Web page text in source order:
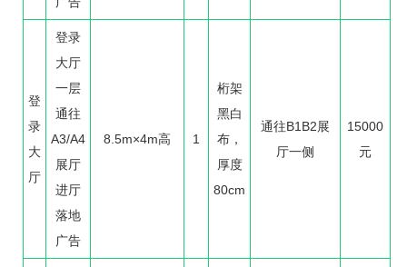
登
录
大
厅
登录
大厅
一层
通往
A3/A4
展厅
进厅
落地
广告
8.5m×4m高 1
桁架
黑白
布，
厚度
80cm
通往B1B2展
厅一侧
15000
元